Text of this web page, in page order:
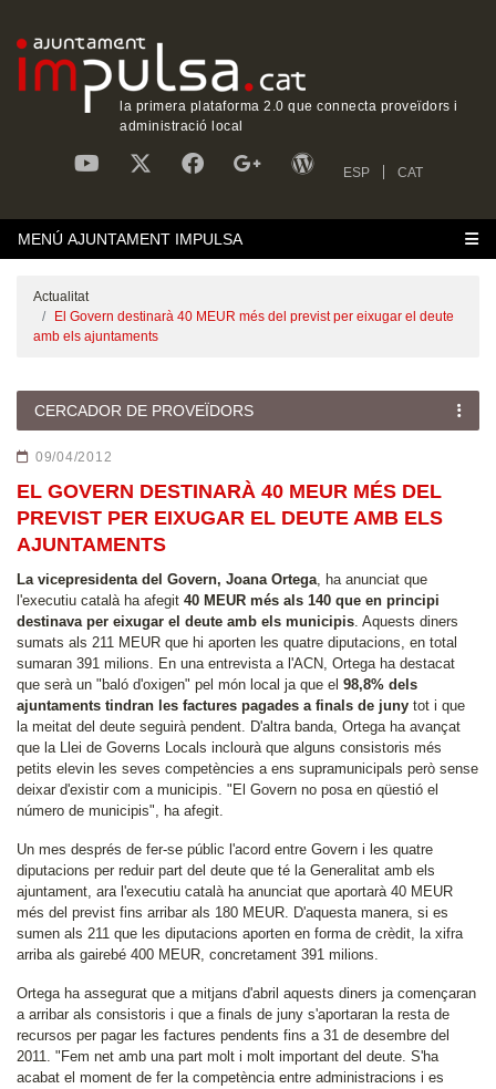
la primera plataforma 2.0 que connecta proveïdors i
administració local
ESP CAT
MENÚ AJUNTAMENT IMPULSA
Actualitat
El Govern destinarà 40 MEUR més del previst per eixugar el deute
amb els ajuntaments
CERCADOR DE PROVEÏDORS
09/04/2012
EL GOVERN DESTINARÀ 40 MEUR MÉS DEL
PREVIST PER EIXUGAR EL DEUTE AMB ELS
AJUNTAMENTS
La vicepresidenta del Govern, Joana Ortega, ha anunciat que
l'executiu català ha afegit 40 MEUR més als 140 que en principi
destinava per eixugar el deute amb els municipis. Aquests diners
sumats als 211 MEUR que hi aporten les quatre diputacions, en total
sumaran 391 milions. En una entrevista a l'ACN, Ortega ha destacat
que serà un "baló d'oxigen" pel món local ja que el 98,8% dels
ajuntaments tindran les factures pagades a finals de juny tot i que
la meitat del deute seguirà pendent. D'altra banda, Ortega ha avançat
que la Llei de Governs Locals inclourà que alguns consistoris més
petits elevin les seves competències a ens supramunicipals però sense
deixar d'existir com a municipis. "El Govern no posa en qüestió el
número de municipis", ha afegit.
Un mes després de fer-se públic l'acord entre Govern i les quatre
diputacions per reduir part del deute que té la Generalitat amb els
ajuntament, ara l'executiu català ha anunciat que aportarà 40 MEUR
més del previst fins arribar als 180 MEUR. D'aquesta manera, si es
sumen als 211 que les diputacions aporten en forma de crèdit, la xifra
arriba als gairebé 400 MEUR, concretament 391 milions.
Ortega ha assegurat que a mitjans d'abril aquests diners ja començaran
a arribar als consistoris i que a finals de juny s'aportaran la resta de
recursos per pagar les factures pendents fins a 31 de desembre del
2011. "Fem net amb una part molt i molt important del deute. S'ha
acabat el moment de fer la competència entre administracions i es